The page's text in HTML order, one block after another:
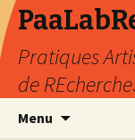
Pratiques
de
Menu